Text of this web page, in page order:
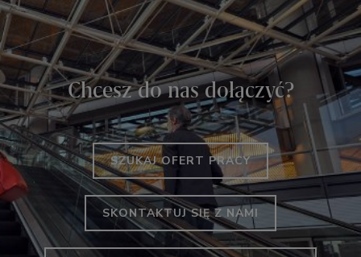
Chcesz do nas dołączyć?
SZUKAJ OFERT PRACY
SKONTAKTUJ SIĘ Z NAMI